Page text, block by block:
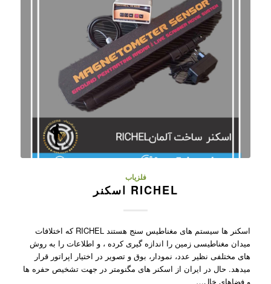
فلزیاب
RICHEL اسکنر
اسکنر ها سیستم های مغناطیس سنج هستند RICHEL که اختلافات
میدان مغناطیسی زمین را اندازه گیری کرده ، و اطلاعات را به روش
های مختلفی نظیر عدد، نمودار، بوق و تصویر در اختیار اپراتور قرار
میدهد. حال در ایران از اسکنر های مگنومتر در جهت تشخیص حفره ها
و فضاهای خال…